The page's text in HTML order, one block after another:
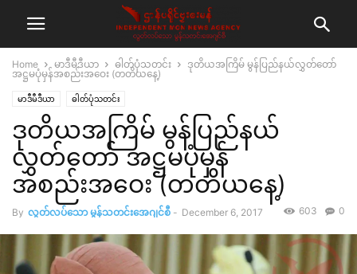
Home မာဒီမီဒီယာ ဓါတ်ပုံသတင်း
ဒုတိယအကြိမ် မွန်ပြည်နယ်လွှတ်တော်
အဋ္ဌမပုံမှန်အစည်းအဝေး (တတိယနေ့)
မာဒီမီဒီယာ ဓါတ်ပုံသတင်း
ဒုတိယအကြိမ် မွန်ပြည်နယ်
လွှတ်တော် အဋ္ဌမပုံမှန်
အစည်းအဝေး (တတိယနေ့)
By လွတ်လပ်သော မွန်သတင်းအေဂျင်စီ - December 6, 2017 0
603